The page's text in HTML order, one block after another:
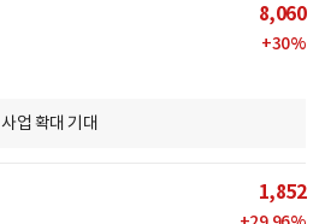
8,060
+30%
업 확대 기대
1,852